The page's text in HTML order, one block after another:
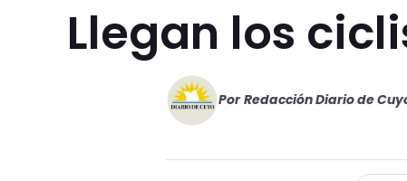
Llegan los
Por Redacción Diario de